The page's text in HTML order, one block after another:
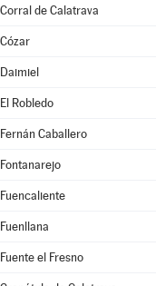
Corral de Calatrava
Cózar
Daimiel
El Robledo
Fernán Caballero
Fontanarejo
Fuencaliente
Fuenllana
Fuente el Fresno